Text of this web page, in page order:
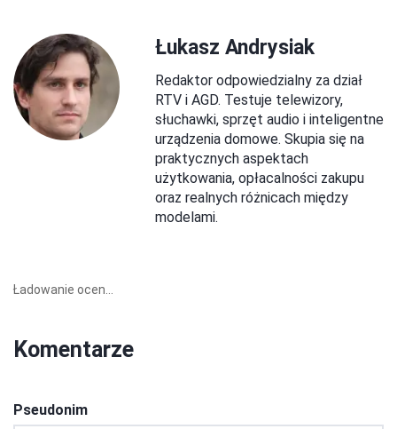
Łukasz Andrysiak
Redaktor odpowiedzialny za dział
RTV i AGD. Testuje telewizory,
słuchawki, sprzęt audio i inteligentne
urządzenia domowe. Skupia się na
praktycznych aspektach
użytkowania, opłacalności zakupu
oraz realnych różnicach między
modelami.
Ładowanie ocen...
Komentarze
Pseudonim